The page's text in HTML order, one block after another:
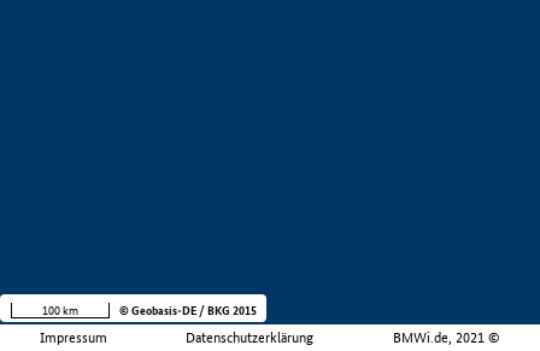
Impressum Datenschutzerklärung BMWi.de, 2021 ©
100 km © Geobasis-DE / BKG 2015